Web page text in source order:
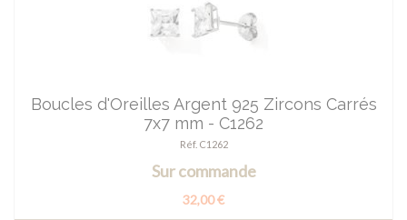
Boucles d'Oreilles Argent 925 Zircons Carrés
7x7 mm - C1262
Réf. C1262
Sur commande
32,00 €